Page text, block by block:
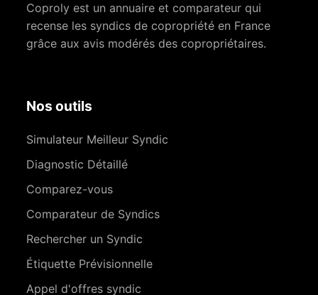
Coproly est un annuaire et comparateur qui
recense les syndics de copropriété en France
grâce aux avis modérés des copropriétaires.
Nos outils
Simulateur Meilleur Syndic
Diagnostic Détaillé
Comparez-vous
Comparateur de Syndics
Rechercher un Syndic
Étiquette Prévisionnelle
Appel d'offres syndic